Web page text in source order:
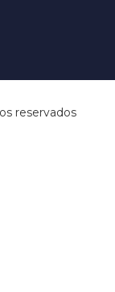
reservados